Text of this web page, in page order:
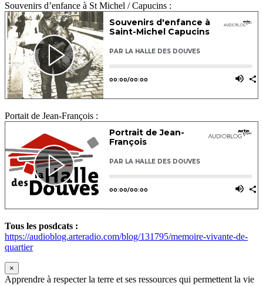
Souvenirs d’enfance à St Michel / Capucins :
Portait de Jean-François :
Tous les posdcats :
https://audioblog.arteradio.com/blog/131795/memoire-vivante-de-
quartier
×
Apprendre à respecter la terre et ses ressources qui permettent la vie